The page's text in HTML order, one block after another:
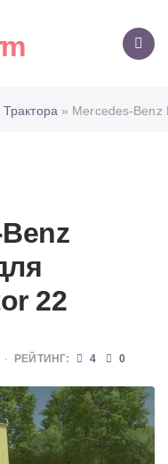
Трактора » Mercedes-Benz
22
РЕЙТИНГ: 4 0